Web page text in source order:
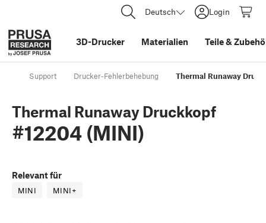
Deutsch Login
3D-Drucker Materialien Teile&
Support Drucker-Fehlerbehebung Thermal Runaway
Thermal Runaway Druckkopf
#12204 (MINI)
Relevant für
MINI MINI+